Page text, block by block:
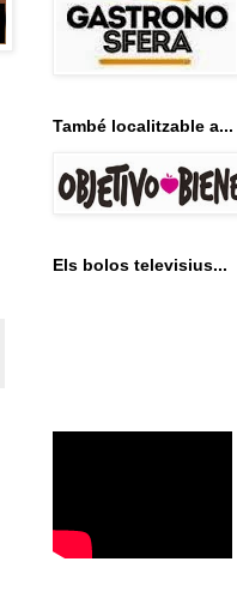
També localitzable a...
Els bolos televisius...